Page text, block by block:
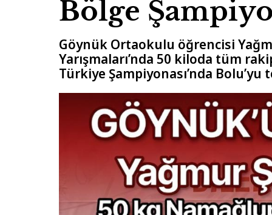
Bölge
Göynük Ortaokulu öğrencisi
Yarışmaları’nda 50 kiloda tüm
Türkiye Şampiyonası’nda Bolu’yu